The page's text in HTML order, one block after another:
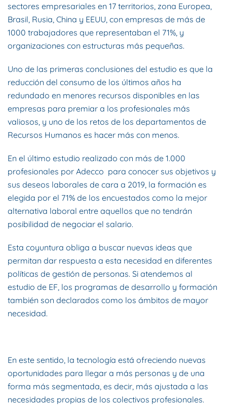
sectores empresariales en 17 territorios, zona Europea,
Brasil, Rusia, China y EEUU, con empresas de más de
1000 trabajadores que representaban el 71%, y
organizaciones con estructuras más pequeñas.
Uno de las primeras conclusiones del estudio es que la
reducción del consumo de los últimos años ha
redundado en menores recursos disponibles en las
empresas para premiar a los profesionales más
valiosos, y uno de los retos de los departamentos de
Recursos Humanos es hacer más con menos.
En el último estudio realizado con más de 1.000
profesionales por Adecco para conocer sus objetivos y
sus deseos laborales de cara a 2019, la formación es
elegida por el 71% de los encuestados como la mejor
alternativa laboral entre aquellos que no tendrán
posibilidad de negociar el salario.
Esta coyuntura obliga a buscar nuevas ideas que
permitan dar respuesta a esta necesidad en diferentes
políticas de gestión de personas. Si atendemos al
estudio de EF, los programas de desarrollo y formación
también son declarados como los ámbitos de mayor
necesidad.
En este sentido, la tecnología está ofreciendo nuevas
oportunidades para llegar a más personas y de una
forma más segmentada, es decir, más ajustada a las
necesidades propias de los colectivos profesionales.